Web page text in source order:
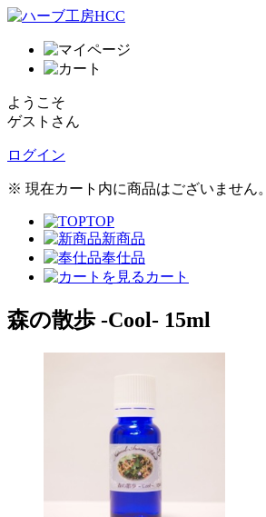
ようこそ
ゲストさん
ログイン
※ 現在カート内に商品はございません。
TOP
新商品
奉仕品
カート
森の散歩 -Cool- 15ml